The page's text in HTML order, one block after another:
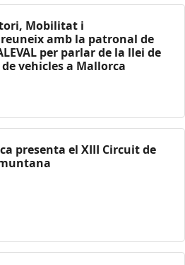
Mobilitat i
amb la patronal de
per parlar de la llei de
vehicles a Mallorca
presenta el XIII Circuit de